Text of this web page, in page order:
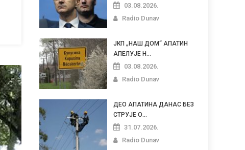
03.08.2026.
Radio Dunav
ЈКП „НАШ ДОМ“ АПАТИН
АПЕЛУЈЕ Н...
03.08.2026.
Radio Dunav
ДЕО АПАТИНА ДАНАС БЕЗ
СТРУЈЕ О...
31.07.2026.
Radio Dunav